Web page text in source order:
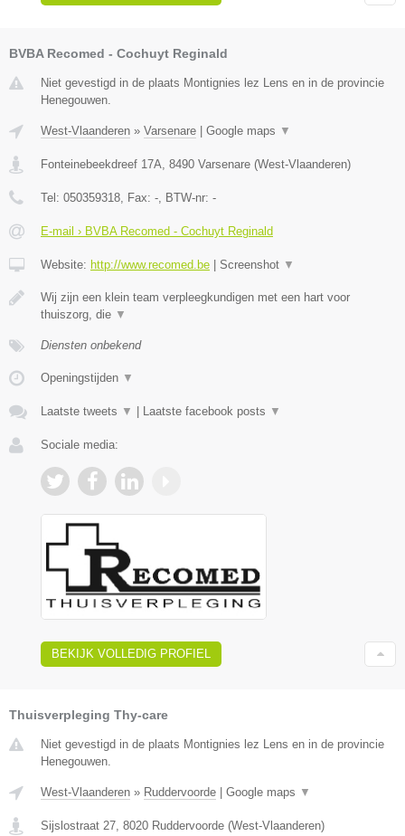
BVBA Recomed - Cochuyt Reginald
Niet gevestigd in de plaats Montignies lez Lens en in de provincie
Henegouwen.
West-Vlaanderen » Varsenare | Google maps ▼
Fonteinebeekdreef 17A 8490 Varsenare (West-Vlaanderen)
Tel: 050359318 , Fax: - , BTW-nr: -
E-mail › BVBA Recomed - Cochuyt Reginald
Website: http://www.recomed.be | Screenshot ▼
Wij zijn een klein team verpleegkundigen met een hart voor
thuiszorg, die ▼
Diensten onbekend
Openingstijden ▼
Laatste tweets ▼ | Laatste facebook posts ▼
Sociale media:
BEKIJK VOLLEDIG PROFIEL
Thuisverpleging Thy-care
Niet gevestigd in de plaats Montignies lez Lens en in de provincie
Henegouwen.
West-Vlaanderen » Ruddervoorde | Google maps ▼
Sijslostraat 27 8020 Ruddervoorde (West-Vlaanderen)